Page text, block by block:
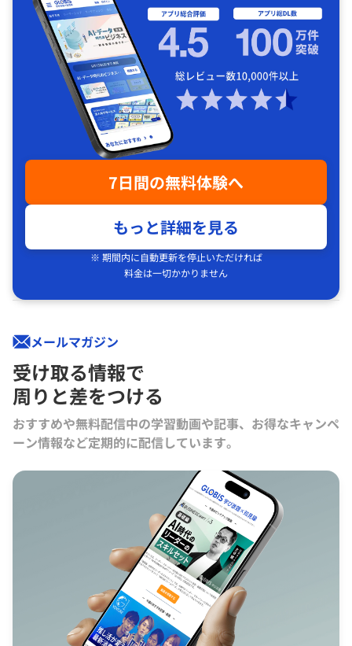
7日間の無料体験へ
もっと詳細を見る
※ 期間内に自動更新を停止いただければ
料金は一切かかりません
メールマガジン
受け取る情報で
周りと差をつける
おすすめや無料配信中の学習動画や記事、お得なキャンペ
ーン情報など定期的に配信しています。